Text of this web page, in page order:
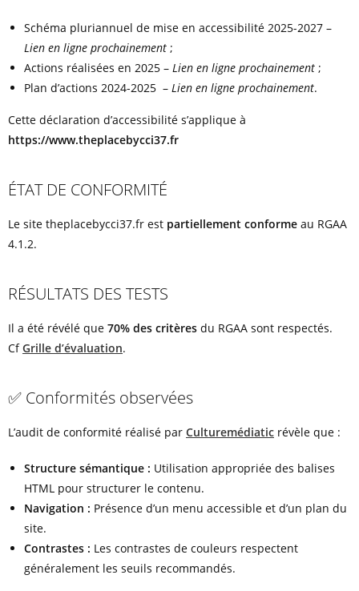
Schéma pluriannuel de mise en accessibilité 2025-2027 –
Lien en ligne prochainement ;
Actions réalisées en 2025 – Lien en ligne prochainement ;
Plan d’actions 2024-2025 – Lien en ligne prochainement.
Cette déclaration d’accessibilité s’applique à
https://www.theplacebycci37.fr
ÉTAT DE CONFORMITÉ
Le site theplacebycci37.fr est partiellement conforme au RGAA
4.1.2.
RÉSULTATS DES TESTS
Il a été révélé que 70% des critères du RGAA sont respectés.
CfGrille d’évaluation.
✅ Conformités observées
L’audit de conformité réalisé par Culturemédiatic révèle que :
Structure sémantique : Utilisation appropriée des balises
HTML pour structurer le contenu.
Navigation : Présence d’un menu accessible et d’un plan du
site.
Contrastes : Les contrastes de couleurs respectent
généralement les seuils recommandés.